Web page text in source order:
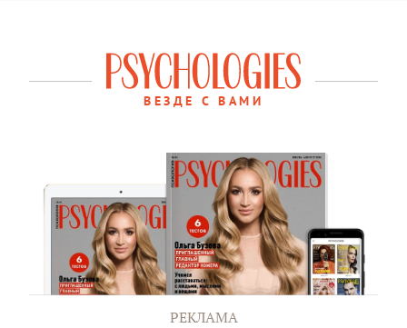
ВЕЗДЕ С ВАМИ
РЕКЛАМА